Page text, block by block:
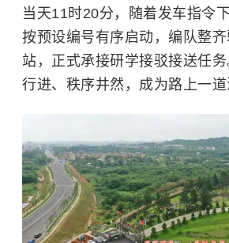
当天11时20分，随着发车指令
按预设编号有序启动，编队整
站，正式承接研学接驳接送任
行进、秩序井然，成为路上一道